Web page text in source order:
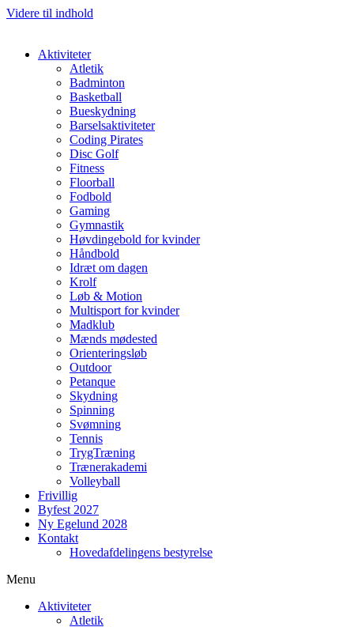
Videre til indhold
Aktiviteter
Atletik
Badminton
Basketball
Bueskydning
Barselsaktiviteter
Coding Pirates
Disc Golf
Fitness
Floorball
Fodbold
Gaming
Gymnastik
Høvdingebold for kvinder
Håndbold
Idræt om dagen
Krolf
Løb & Motion
Multisport for kvinder
Madklub
Mænds mødested
Orienteringsløb
Outdoor
Petanque
Skydning
Spinning
Svømning
Tennis
TrygTræning
Trænerakademi
Volleyball
Frivillig
Byfest 2027
Ny Egelund 2028
Kontakt
Hovedafdelingens bestyrelse
Menu
Aktiviteter
Atletik